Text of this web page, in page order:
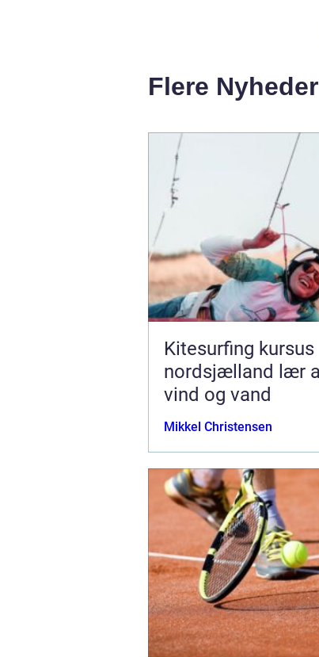
Flere Nyheder
Kitesurfing kursus
nordsjælland lær at mestre
vind og vand
Mikkel Christensen